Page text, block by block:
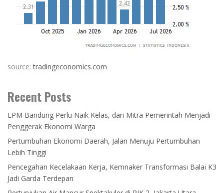
source:tradingeconomics.com
Recent Posts
LPM Bandung Perlu Naik Kelas, dari Mitra Pemerintah Menjadi
Penggerak Ekonomi Warga
Pertumbuhan Ekonomi Daerah, Jalan Menuju Pertumbuhan
Lebih Tinggi
Pencegahan Kecelakaan Kerja, Kemnaker Transformasi Balai K3
Jadi Garda Terdepan